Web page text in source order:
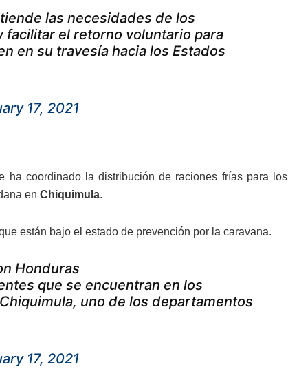
las necesidades de los
el retorno voluntario para
en su travesía hacia los Estados
17, 2021
coordinado la distribución de raciones frías para los
en Chiquimula.
están bajo el estado de prevención por la caravana.
Honduras
que se encuentran en los
uno de los departamentos
17, 2021